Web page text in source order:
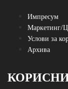
Импресум
Маркетинг/
Услови за
Архива